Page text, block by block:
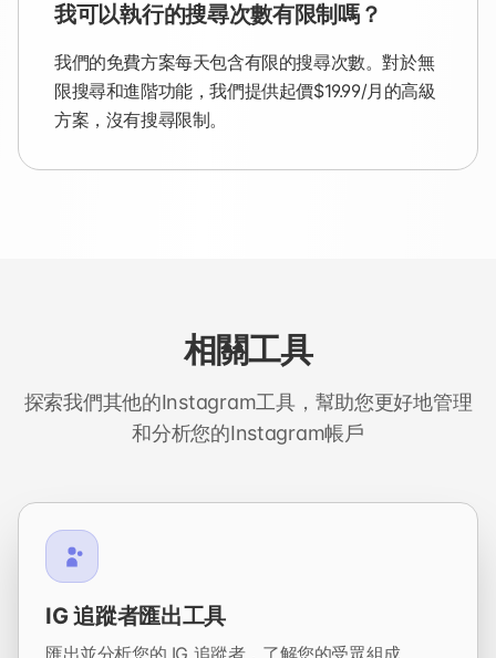
我可以執行的搜尋次數有限制嗎？
我們的免費方案每天包含有限的搜尋次數。對於無
限搜尋和進階功能，我們提供起價$19.99/月的高級
方案，沒有搜尋限制。
相關工具
探索我們其他的Instagram工具，幫助您更好地管理
和分析您的Instagram帳戶
IG 追蹤者匯出工具
匯出並分析您的 IG 追蹤者，了解您的受眾組成